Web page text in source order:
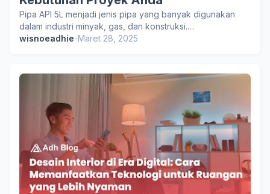
Pipa API 5L menjadi jenis pipa yang banyak digunakan
dalam industri minyak, gas, dan konstruksi.…
wisnoeadhie-Maret 28, 2025